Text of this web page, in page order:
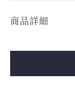
商品詳細